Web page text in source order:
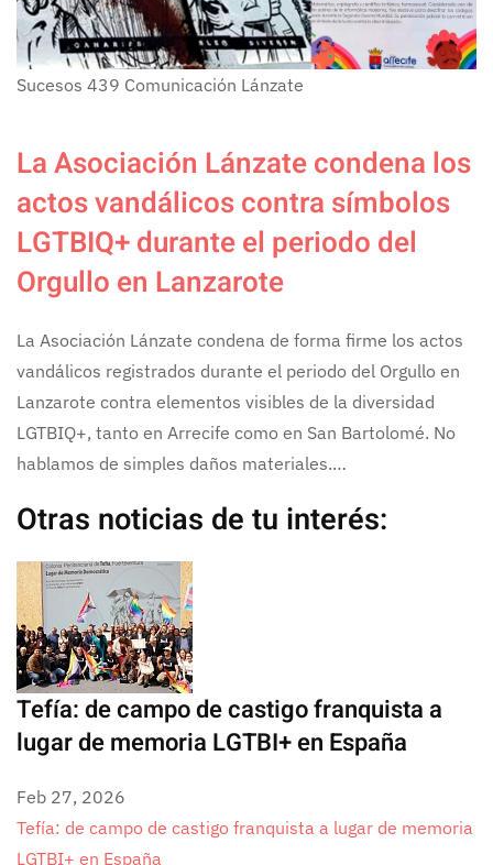
Sucesos 439 Comunicación Lánzate
La Asociación Lánzate condena los
actos vandálicos contra símbolos
LGTBIQ+ durante el periodo del
Orgullo en Lanzarote
La Asociación Lánzate condena de forma firme los actos
vandálicos registrados durante el periodo del Orgullo en
Lanzarote contra elementos visibles de la diversidad
LGTBIQ+, tanto en Arrecife como en San Bartolomé. No
hablamos de simples daños materiales.…
Otras noticias de tu interés:
Tefía: de campo de castigo franquista a
lugar de memoria LGTBI+ en España
Feb 27, 2026
Tefía: de campo de castigo franquista a lugar de memoria
LGTBI+ en España